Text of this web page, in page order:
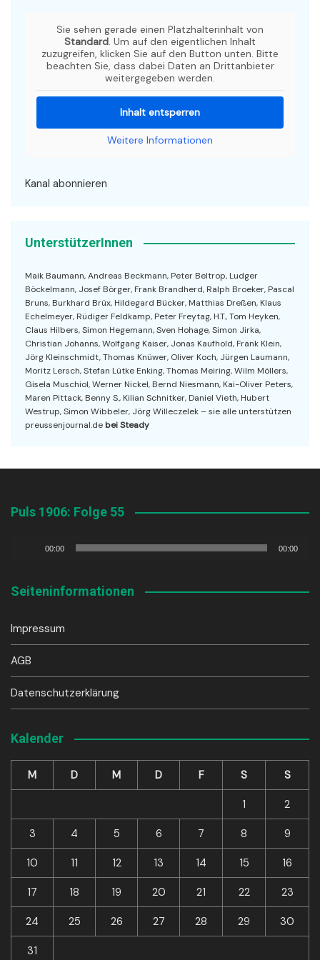
Sie sehen gerade einen Platzhalterinhalt von
Standard. Um auf den eigentlichen Inhalt
zuzugreifen, klicken Sie auf den Button unten. Bitte
beachten Sie, dass dabei Daten an Drittanbieter
weitergegeben werden.
Inhalt entsperren
Weitere Informationen
Kanal abonnieren
UnterstützerInnen
Maik Baumann, Andreas Beckmann, Peter Beltrop, Ludger
Böckelmann, Josef Börger, Frank Brandherd, Ralph Broeker, Pascal
Bruns, Burkhard Brüx, Hildegard Bücker, Matthias Dreßen, Klaus
Echelmeyer, Rüdiger Feldkamp, Peter Freytag, H.T., Tom Heyken,
Claus Hilbers, Simon Hegemann, Sven Hohage, Simon Jirka,
Christian Johanns, Wolfgang Kaiser, Jonas Kaufhold, Frank Klein,
Jörg Kleinschmidt, Thomas Knüwer, Oliver Koch, Jürgen Laumann,
Moritz Lersch, Stefan Lütke Enking, Thomas Meiring, Wilm Möllers,
Gisela Muschiol, Werner Nickel, Bernd Niesmann, Kai-Oliver Peters,
Maren Pittack, Benny S., Kilian Schnitker, Daniel Vieth, Hubert
Westrup, Simon Wibbeler, Jörg Willeczelek – sie alle unterstützen
preussenjournal.de bei Steady
Puls 1906: Folge 55
00:00 00:00
Seiteninformationen
Impressum
AGB
Datenschutzerklärung
Kalender
M D M D F S S
1 2
3 4 5 6 7 8 9
10 11 12 13 14 15 16
17 18 19 20 21 22 23
24 25 26 27 28 29 30
31